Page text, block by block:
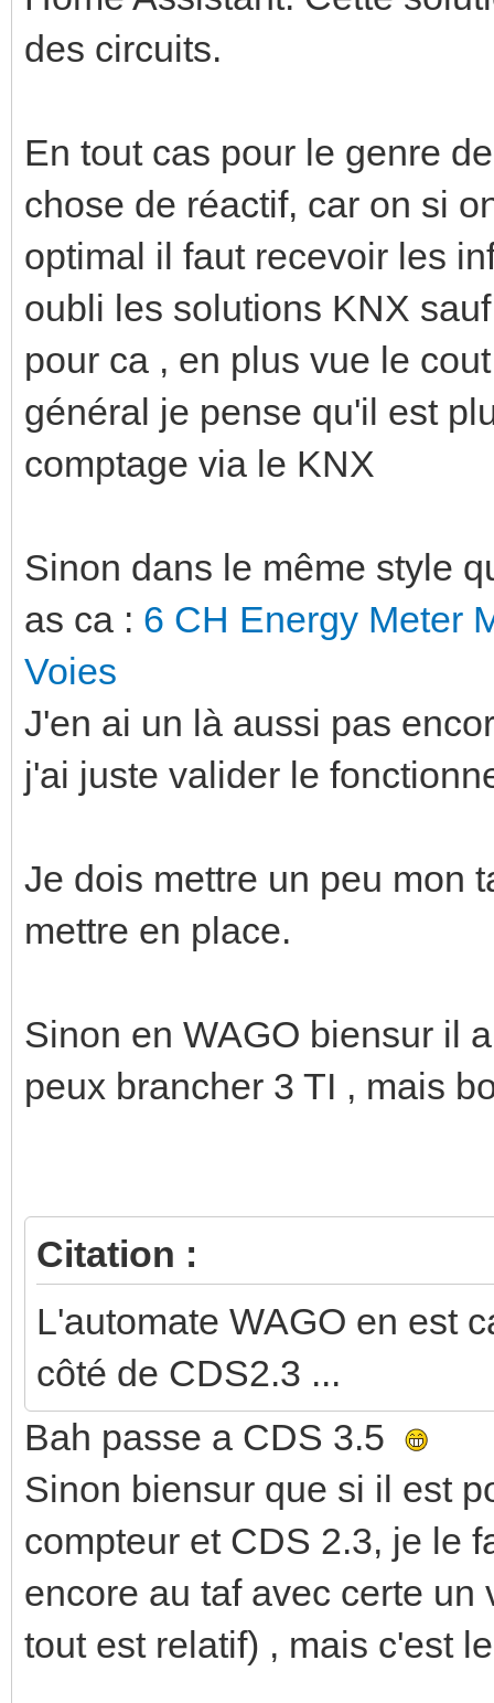
des circuits.
En tout cas pour le genre
chose de réactif, car on si
optimal il faut recevoir les
oubli les solutions KNX
pour ca , en plus vue le
général je pense qu'il est
comptage via le KNX
Sinon dans le même style
as ca : 6 CH Energy Meter
Voies
J'en ai un là aussi pas
j'ai juste valider le
Je dois mettre un peu mon
mettre en place.
Sinon en WAGO biensur il
peux brancher 3 TI , mais
Citation :
L'automate WAGO en est
côté de CDS2.3 ...
Bah passe a CDS 3.5
Sinon biensur que si il est
compteur et CDS 2.3, je le
encore au taf avec certe
tout est relatif) , mais c'est